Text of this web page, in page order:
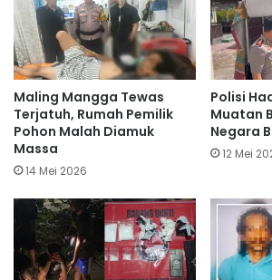
Maling Mangga Tewas
Terjatuh, Rumah Pemilik
Pohon Malah Diamuk
Massa
14 Mei 2026
Polisi
Muatan
Negara
12 Mei